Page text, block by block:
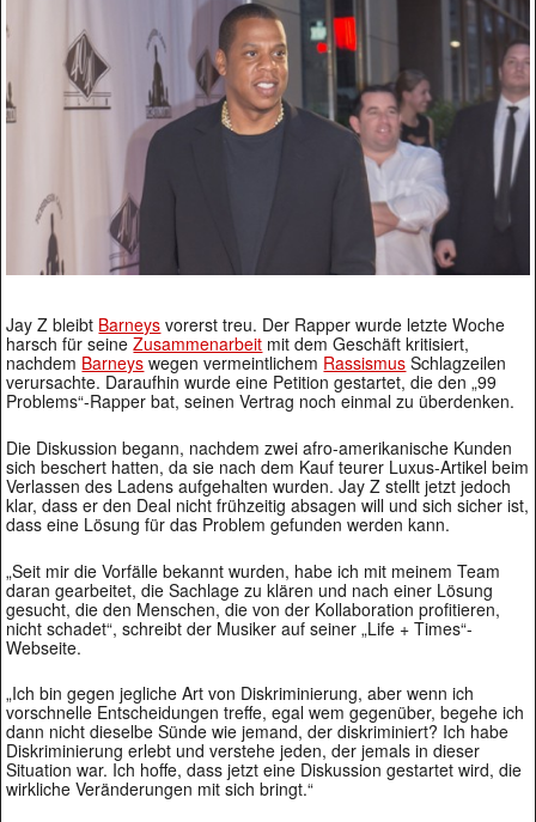
Jay Z bleibt Barneys vorerst treu. Der Rapper wurde letzte Woche
harsch für seineZusammenarbeit mit dem Geschäft kritisiert,
nachdem Barneys wegen vermeintlichem Rassismus Schlagzeilen
verursachte. Daraufhin wurde eine Petition gestartet, die den „99
Problems“-Rapper bat, seinen Vertrag noch einmal zu überdenken.
Die Diskussion begann, nachdem zwei afro-amerikanische Kunden
sich beschert hatten, da sie nach dem Kauf teurer Luxus-Artikel beim
Verlassen des Ladens aufgehalten wurden. Jay Z stellt jetzt jedoch
klar, dass er den Deal nicht frühzeitig absagen will und sich sicher ist,
dass eine Lösung für das Problem gefunden werden kann.
„Seit mir die Vorfälle bekannt wurden, habe ich mit meinem Team
daran gearbeitet, die Sachlage zu klären und nach einer Lösung
gesucht, die den Menschen, die von der Kollaboration profitieren,
nicht schadet“, schreibt der Musiker auf seiner „Life + Times“-
Webseite.
„Ich bin gegen jegliche Art von Diskriminierung, aber wenn ich
vorschnelle Entscheidungen treffe, egal wem gegenüber, begehe ich
dann nicht dieselbe Sünde wie jemand, der diskriminiert? Ich habe
Diskriminierung erlebt und verstehe jeden, der jemals in dieser
Situation war. Ich hoffe, dass jetzt eine Diskussion gestartet wird, die
wirkliche Veränderungen mit sich bringt.“